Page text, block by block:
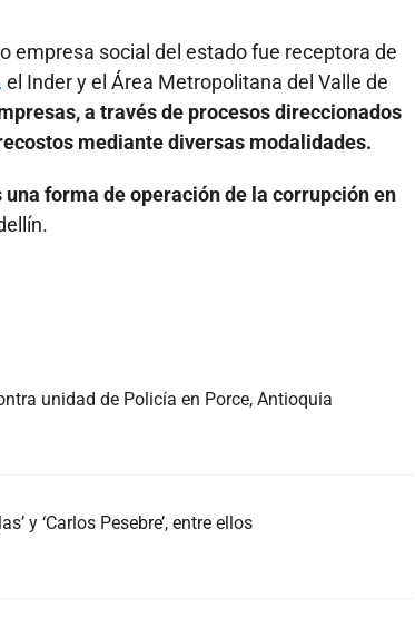
empresa social del estado fue receptora de
el Inder y el Área Metropolitana del Valle de
a través de procesos direccionados
mediante diversas modalidades.
forma de operación de la corrupción en
unidad de Policía en Porce, Antioquia
y ‘Carlos Pesebre’, entre ellos